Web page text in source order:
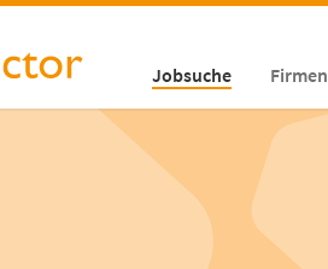
Jobsuche Firmen